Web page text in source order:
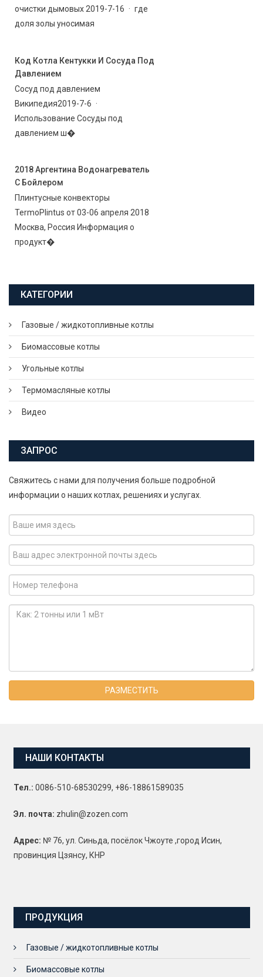
очистки дымовых 2019-7-16 · где
доля золы уносимая
Код Котла Кентукки И Сосуда Под
Давлением
Сосуд под давлением
Википедия2019-7-6 ·
Использование Сосуды под
давлением ш�
2018 Аргентина Водонагреватель
С Бойлером
Плинтусные конвекторы
TermoPlintus от 03-06 апреля 2018
Москва, Россия Информация о
продукт�
КАТЕГОРИИ
Газовые / жидкотопливные котлы
Биомассовые котлы
Угольные котлы
Термомасляные котлы
Видео
ЗАПРОС
Свяжитесь с нами для получения больше подробной
информации о наших котлах, решениях и услугах.
РАЗМЕСТИТЬ
НАШИ КОНТАКТЫ
Тел.: 0086-510-68530299, +86-18861589035
Эл. почта: zhulin@zozen.com
Адрес: № 76, ул. Синьда, посёлок Чжоуте ,город Исин,
провинция Цзянсу, КНР
ПРОДУКЦИЯ
Газовые / жидкотопливные котлы
Биомассовые котлы